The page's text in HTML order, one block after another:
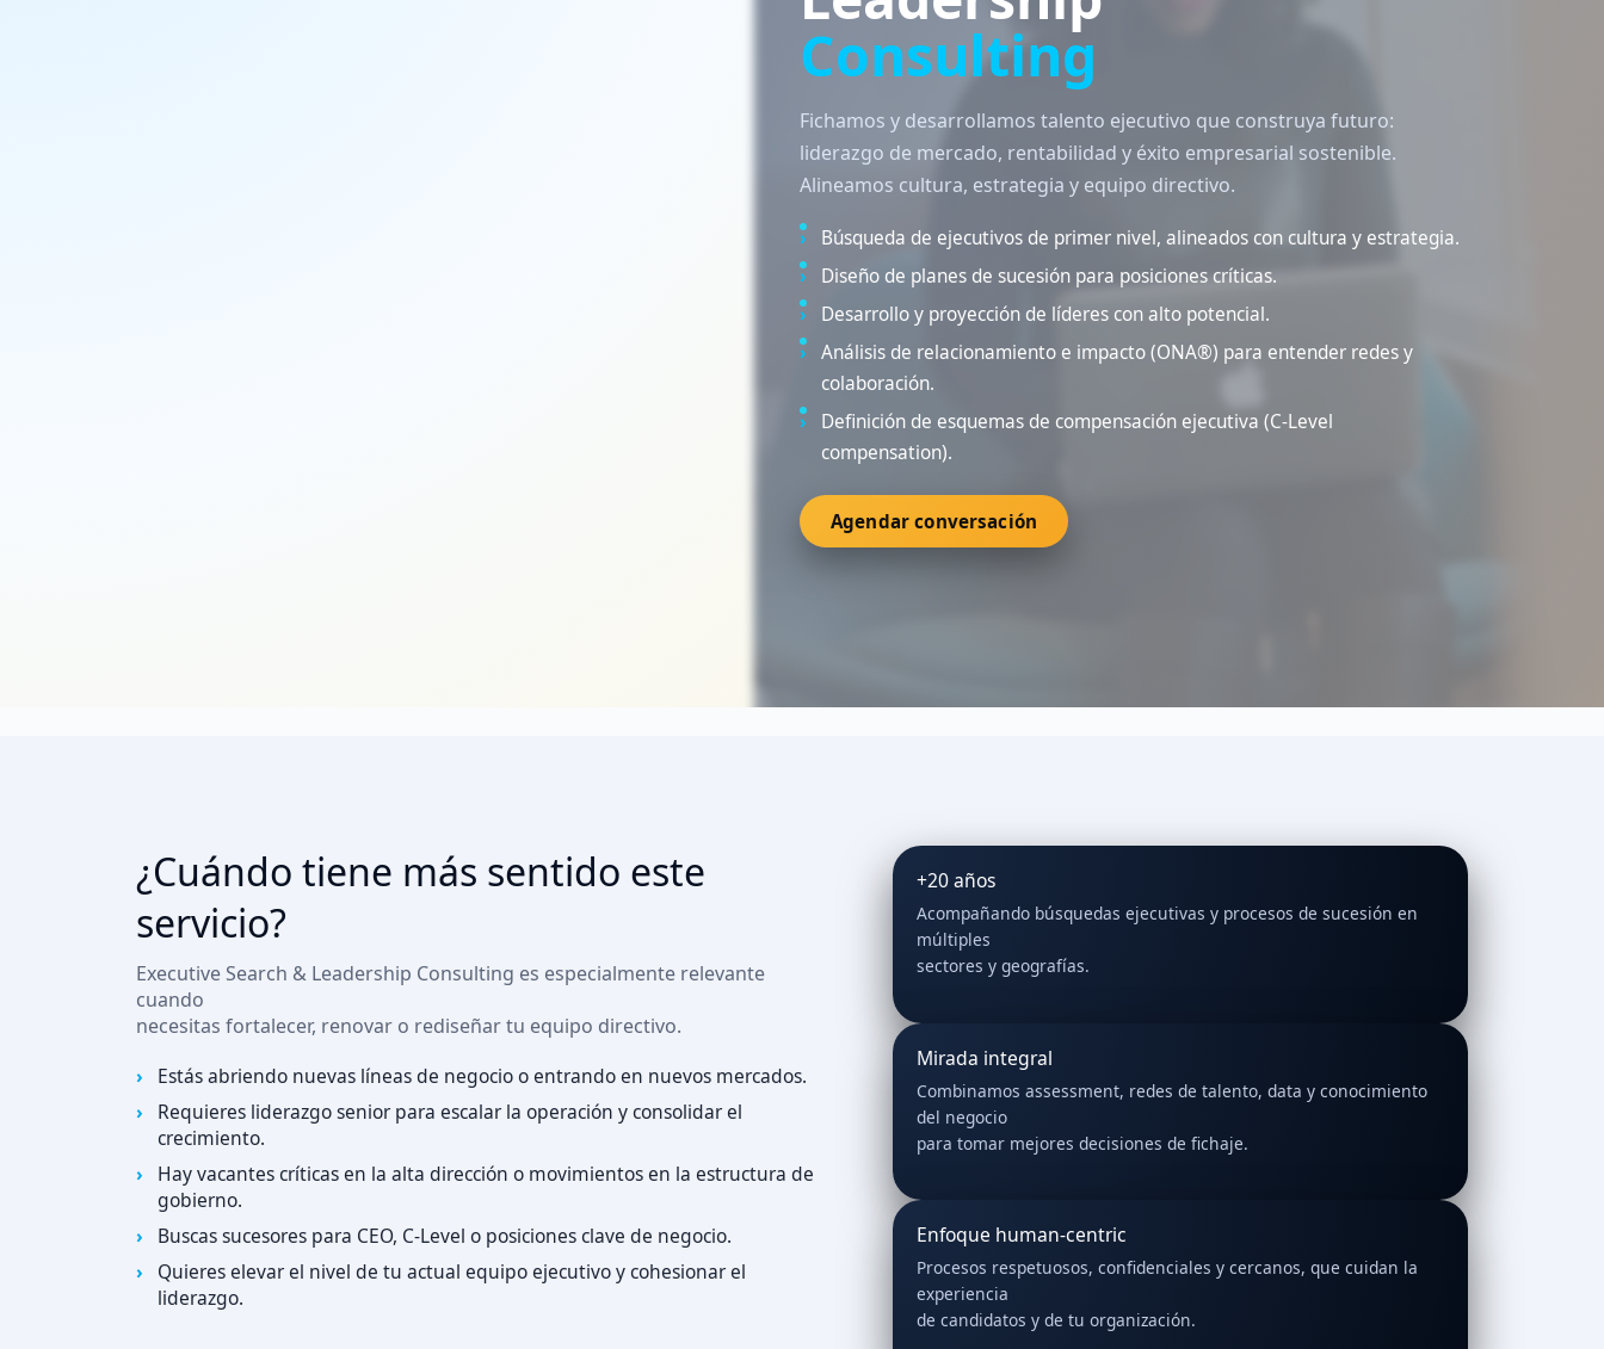
Consulting
Fichamos y desarrollamos talento ejecutivo que construya futuro:
liderazgo de mercado, rentabilidad y éxito empresarial sostenible.
Alineamos cultura, estrategia y equipo directivo.
Búsqueda de ejecutivos de primer nivel, alineados con cultura y estrategia.
Diseño de planes de sucesión para posiciones críticas.
Desarrollo y proyección de líderes con alto potencial.
Análisis de relacionamiento e impacto (ONA®) para entender redes y
colaboración.
Definición de esquemas de compensación ejecutiva (C-Level
compensation).
Agendar conversación
¿Cuándo tiene más sentido este
servicio?
Executive Search & Leadership Consulting es especialmente relevante
cuando
necesitas fortalecer, renovar o rediseñar tu equipo directivo.
Estás abriendo nuevas líneas de negocio o entrando en nuevos mercados.
Requieres liderazgo senior para escalar la operación y consolidar el
crecimiento.
Hay vacantes críticas en la alta dirección o movimientos en la estructura de
gobierno.
Buscas sucesores para CEO, C-Level o posiciones clave de negocio.
Quieres elevar el nivel de tu actual equipo ejecutivo y cohesionar el
liderazgo.
+20 años
Acompañando búsquedas ejecutivas y procesos de sucesión en
múltiples
sectores y geografías.
Mirada integral
Combinamos assessment, redes de talento, data y conocimiento
del negocio
para tomar mejores decisiones de fichaje.
Enfoque human-centric
Procesos respetuosos, confidenciales y cercanos, que cuidan la
experiencia
de candidatos y de tu organización.